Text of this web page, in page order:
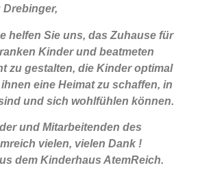
Drebinger,
helfen Sie uns, das Zuhause für
Kinder und beatmeten
zu gestalten, die Kinder optimal
eine Heimat zu schaffen, in
und sich wohlfühlen können.
und Mitarbeitenden des
vielen, vielen Dank !
dem Kinderhaus AtemReich.